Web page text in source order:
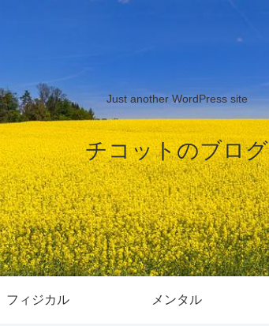
Just another WordPress site
チコットのブログ
フィジカル メンタル